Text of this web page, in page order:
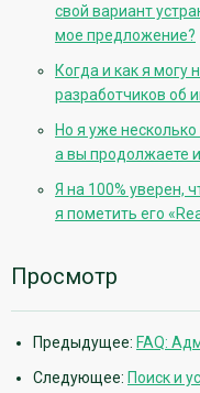
свой вариант
мое предложение?
Когда и как я могу
разработчиков об
Но я уже
а вы продолжаете
Я на 100% уверен,
я пометить его
Просмотр
Предыдущее: FAQ:
Следующее: Поиск и